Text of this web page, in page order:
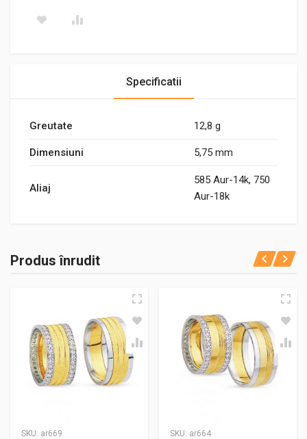
Specificatii
Greutate 12,8 g
Dimensiuni 5,75 mm
Aliaj
585 Aur-14k, 750
Aur-18k
Produs înrudit
SKU: ar669 SKU: ar664